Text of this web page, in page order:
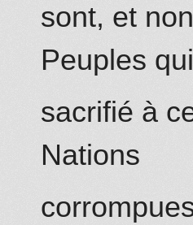
sont, et
Peuples
sacrifié à
Nations